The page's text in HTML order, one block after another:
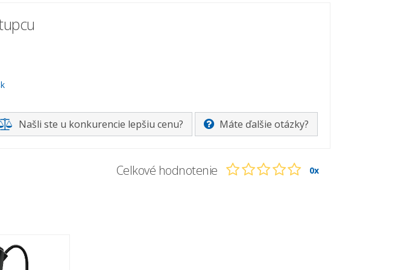
Našli ste u konkurencie lepšiu cenu? Máte ďalšie otázky?
Celkové hodnotenie 0x